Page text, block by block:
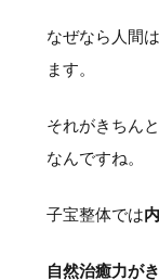
なぜなら人間
ます。
それがきちん
なんですね。
子宝整体では
自然治癒力が